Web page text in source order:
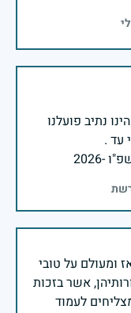
נתיב פועלנו
2026
ומעולם על טובי
אשר בזכות
לעמוד